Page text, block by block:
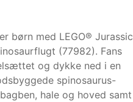
børn med LEGO® Jurassic
(77982). Fans
og dykke ned i en
spinosaurus-
hale og hoved samt